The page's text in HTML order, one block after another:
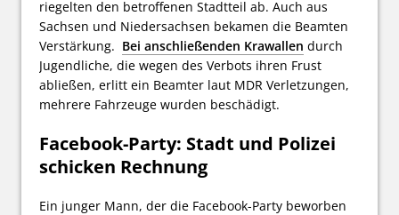
riegelten den betroffenen Stadtteil ab. Auch aus
Sachsen und Niedersachsen bekamen die Beamten
Verstärkung. Bei anschließenden Krawallen durch
Jugendliche, die wegen des Verbots ihren Frust
abließen, erlitt ein Beamter laut MDR Verletzungen,
mehrere Fahrzeuge wurden beschädigt.
Facebook-Party: Stadt und Polizei
schicken Rechnung
Ein junger Mann, der die Facebook-Party beworben